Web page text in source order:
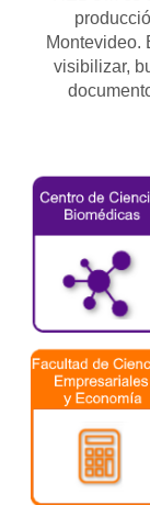
Montevideo.
visibilizar,